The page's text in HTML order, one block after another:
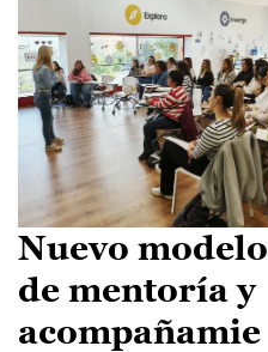
Nuevo modelo
de mentoría y
acompañamie